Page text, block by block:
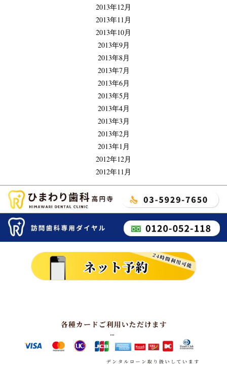
2013年12月
2013年11月
2013年10月
2013年9月
2013年8月
2013年7月
2013年6月
2013年5月
2013年4月
2013年3月
2013年2月
2013年1月
2012年12月
2012年11月